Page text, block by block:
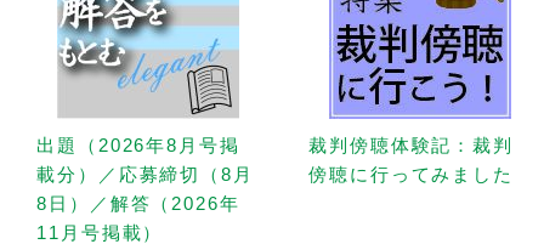
出題（2026年8月号掲
載分）／応募締切（8月
8日）／解答（2026年
11月号掲載）
裁判傍聴体験記：裁判
傍聴に行ってみました